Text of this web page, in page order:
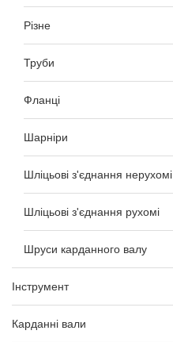
Різне
Труби
Фланці
Шарніри
Шліцьові з'єднання нерухомі
Шліцьові з'єднання рухомі
Шруси карданного валу
Інструмент
Карданні вали